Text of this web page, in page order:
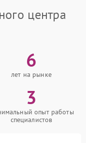
центра
6
лет на рынке
3
опыт работы
специалистов